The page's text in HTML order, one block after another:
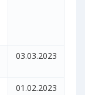
03.03.2023
01.02.2023